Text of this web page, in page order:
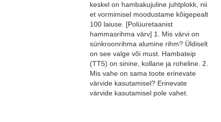
keskel on hambakujuline juhtplokk, nii
et vormimisel moodustame kõigepealt
100 laiuse. [Polüuretaanist
hammasrihma värv] 1. Mis värvi on
sünkroonrihma alumine rihm? Üldiselt
on see valge või must. Hambateip
(TT5) on sinine, kollane ja roheline. 2.
Mis vahe on sama toote erinevate
värvide kasutamisel? Erinevate
värvide kasutamisel pole vahet.